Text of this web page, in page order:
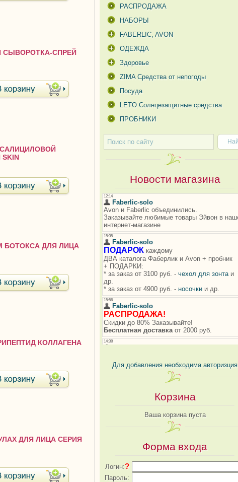
СЫВОРОТКА-СПРЕЙ
САЛИЦИЛОВОЙ
БОТОКСА ДЛЯ ЛИЦА
КОЛЛАГЕНА
ДЛЯ ЛИЦА СЕРИЯ
РАСПРОДАЖА
НАБОРЫ
FABERLIC, AVON
ОДЕЖДА
Здоровье
ZIMA Средства от непогоды
Посуда
LETO Солнцезащитные средства
ПРОБНИКИ
Новости магазина
Для добавления необходима авторизция
Корзина
Ваша корзина пуста
Форма входа
Логин:?
Пароль: